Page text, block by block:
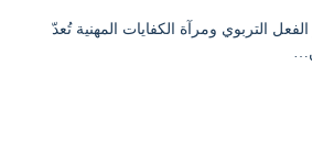
التربوي ومرآة الكفايات المهنية تُعدّ